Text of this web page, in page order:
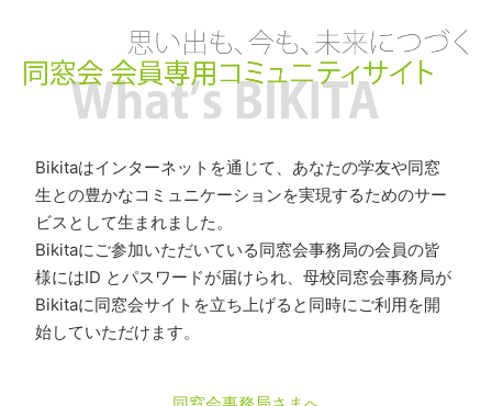
Bikitaはインターネットを通じて、あなたの学友や同窓
生との豊かなコミュニケーションを実現するためのサー
ビスとして生まれました。
Bikitaにご参加いただいている同窓会事務局の会員の皆
様にはID とパスワードが届けられ、母校同窓会事務局が
Bikitaに同窓会サイトを立ち上げると同時にご利用を開
始していただけます。